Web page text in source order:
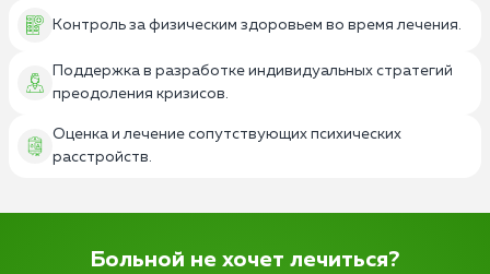
Контроль за физическим здоровьем во время лечения.
Поддержка в разработке индивидуальных стратегий
преодоления кризисов.
Оценка и лечение сопутствующих психических
расстройств.
Больной не хочет лечиться?